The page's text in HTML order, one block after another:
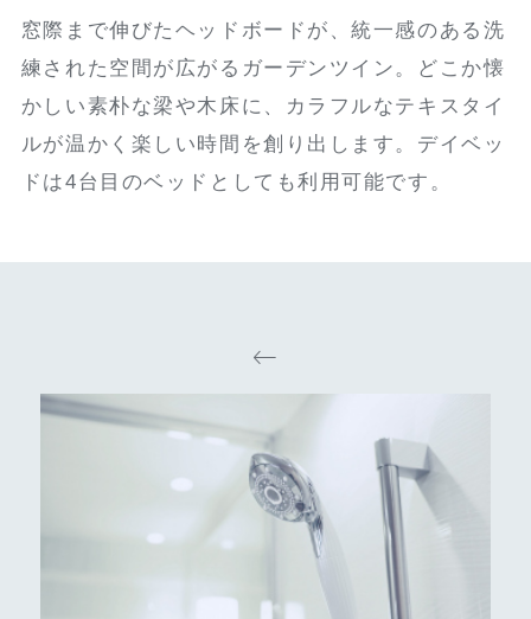
窓際まで伸びたヘッドボードが、統一感のある洗
練された空間が広がるガーデンツイン。どこか懐
かしい素朴な梁や木床に、カラフルなテキスタイ
ルが温かく楽しい時間を創り出します。デイベッ
ドは4台目のベッドとしても利用可能です。